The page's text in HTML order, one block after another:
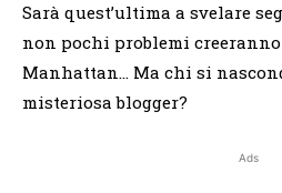
Sarà quest’ultima a svelare
non pochi problemi
Manhattan… Ma chi si
misteriosa blogger?
Ads